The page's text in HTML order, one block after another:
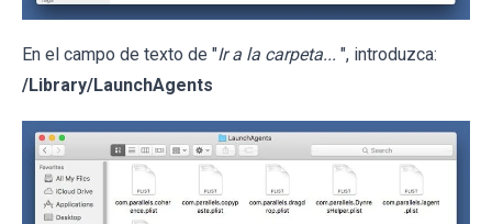
En el campo de texto de "Ir a la carpeta... ", introduzca:
/Library/LaunchAgents